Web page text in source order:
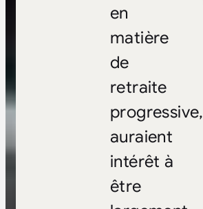
en
matière
de
retraite
progressive,
auraient
intérêt à
être